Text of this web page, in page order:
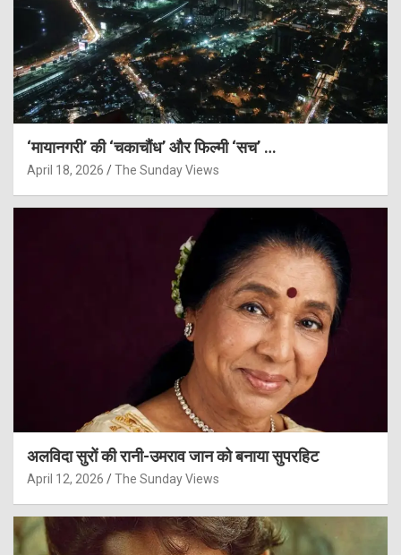
‘मायानगरी’ की ‘चकाचौंध’ और फिल्मी ‘सच’ …
April 18, 2026 The Sunday Views
अलविदा सुरों की रानी-उमराव जान को बनाया सुपरहिट
April 12, 2026 The Sunday Views